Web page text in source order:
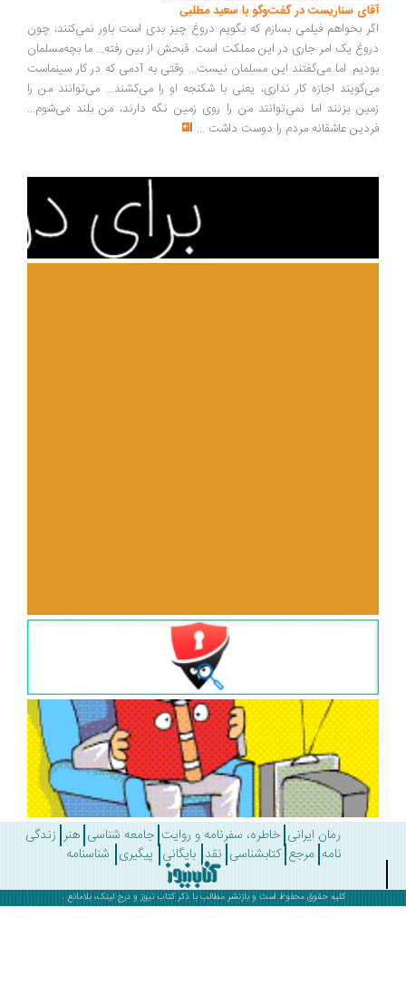
سناریست در گفت‌وگو با سعید مطلبی
بخواهم فیلمی بسازم که بگویم دروغ چیز بدی است باور نمی‌کنند، چون
یک امر جاری در این مملکت است. قبحش از بین رفته... ما بچه‌مسلمان
اما می‌گفتند این مسلمان نیست... وقتی به آدمی که در کار سینماست
اجازه کار نداری، یعنی با شکنجه او را می‌کشند... می‌توانند من را
بزنند اما نمی‌توانند من را روی زمین نگه دارند، من بلند می‌شوم...
عاشقانه مردم را دوست داشت ...
رمان ایرانی خاطره، سفرنامه و روایت جامعه شناسی هنر زندگی
مرجع کتابشناسی نقد بایگانی پیگیری شناسنامه
کلیه حقوق محفوظ است و بازنشر مطالب با ذکرکتاب نیوزو درج لینک، بلامانع .